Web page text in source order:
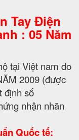
Tay Điện
: 05 Năm
tại Việt nam do
2009 (được
định số
nhận nhãn
Quốc tế: